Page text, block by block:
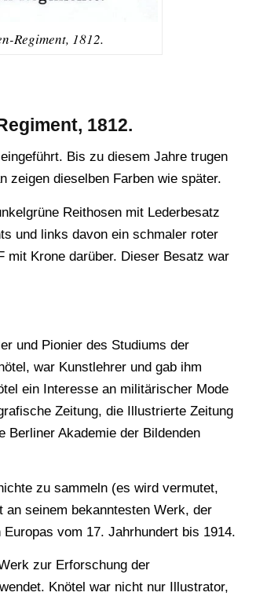
Regiment, 1812.
1812.
Bis zu diesem Jahre trugen
zeigen dieselben Farben wie später.
Reithosen mit Lederbesatz
und links davon ein schmaler roter
mit Krone darüber. Dieser Besatz war
und Pionier des Studiums der
war Kunstlehrer und gab ihm
ein Interesse an militärischer Mode
Zeitung, die Illustrierte Zeitung
Berliner Akademie der Bildenden
zu sammeln (es wird vermutet,
an seinem bekanntesten Werk, der
vom 17. Jahrhundert bis 1914.
zur Erforschung der
Knötel war nicht nur Illustrator,